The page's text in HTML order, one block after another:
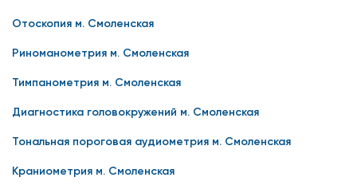
Отоскопия м. Смоленская
Риноманометрия м. Смоленская
Тимпанометрия м. Смоленская
Диагностика головокружений м. Смоленская
Тональная пороговая аудиометрия м. Смоленская
Краниометрия м. Смоленская